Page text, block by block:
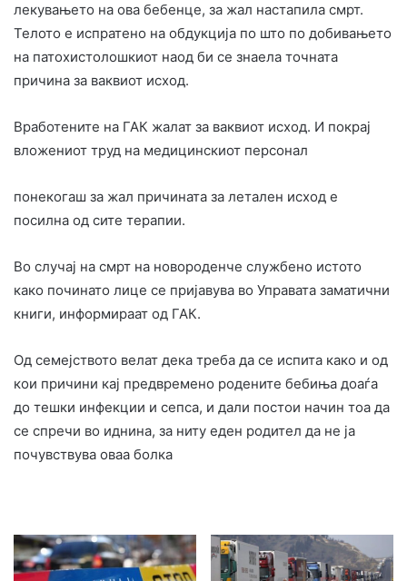
лекувањето на ова бебенце, за жал настапила смрт.
Телото е испратено на обдукција по што по добивањето
на патохистолошкиот наод би се знаела точната
причина за ваквиот исход.
Вработените на ГАК жалат за ваквиот исход. И покрај
вложениот труд на медицинскиот персонал
понекогаш за жал причината за летален исход е
посилна од сите терапии.
Во случај на смрт на новороденче службено истото
како починато лице се пријавува во Управата заматични
книги, информираат од ГАК.
Од семејството велат дека треба да се испита како и од
кои причини кај предвремено родените бебиња доаѓа
до тешки инфекции и сепса, и дали постои начин тоа да
се спречи во иднина, за ниту еден родител да не ја
почувствува оваа болка